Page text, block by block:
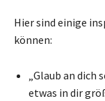
Hier sind einige
können:
„Glaub an dich
etwas in dir